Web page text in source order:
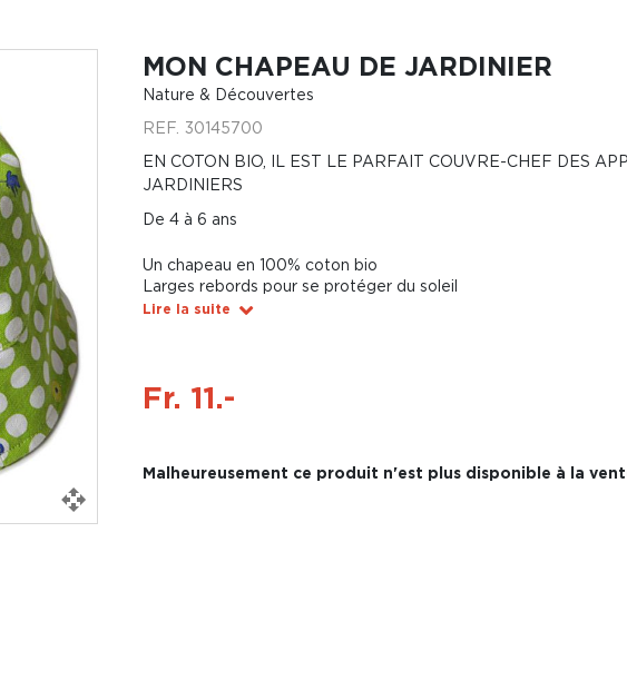
MON CHAPEAU DE JARDINIER
Nature & Découvertes
REF. 30145700
EN COTON BIO, IL EST LE PARFAIT COUVRE-CHEF DES
JARDINIERS
De 4 à 6 ans
Un chapeau en 100% coton bio
Larges rebords pour se protéger du soleil
Lire la suite
Fr. 11.-
Malheureusement ce produit n'est plus disponible à la